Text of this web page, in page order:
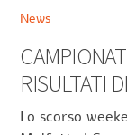
News
RISULTATI
Lo scorso